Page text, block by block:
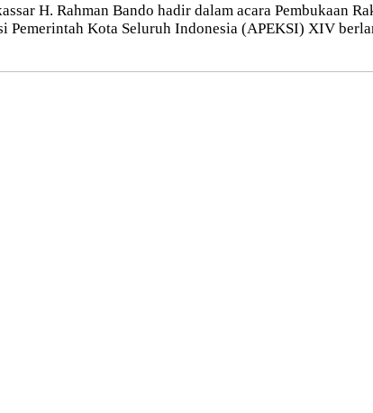
H. Rahman Bando hadir dalam acara Pembukaan
Pemerintah Kota Seluruh Indonesia (APEKSI) XIV